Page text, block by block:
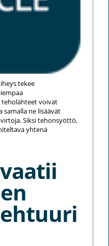
tekee
teholähteet voivat
ne lisäävät
Siksi tehonsyöttö,
yhtenä